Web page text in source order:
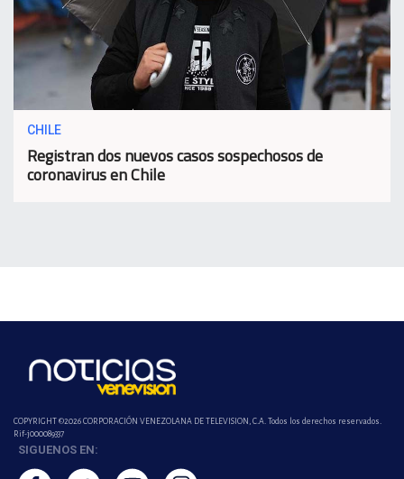
CHILE
Registran dos nuevos casos sospechosos de
coronavirus en Chile
COPYRIGHT ©2026 CORPORACIÓN VENEZOLANA DE TELEVISION, C.A. Todos los derechos reservados.
Rif-j000089337
SIGUENOS EN: